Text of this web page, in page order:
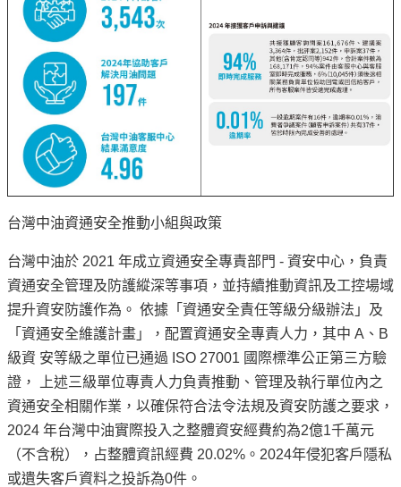
導
意
見
箱
問
English
RSS
訂
閱
政
府
網
站
台灣中油資通安全推動小組與政策
台灣中油於 2021 年成立資通安全專責部門 - 資安中心，負責
資通安全管理及防護縱深等事項，並持續推動資訊及工控場域
提升資安防護作為。 依據「資通安全責任等級分級辦法」及
「資通安全維護計畫」，配置資通安全專責人力，其中 A、B
級資 安等級之單位已通過 ISO 27001 國際標準公正第三方驗
證， 上述三級單位專責人力負責推動、管理及執行單位內之
資通安全相關作業，以確保符合法令法規及資安防護之要求，
2024 年台灣中油實際投入之整體資安經費約為2億1千萬元
（不含稅），占整體資訊經費 20.02%。2024年侵犯客戶隱私
或遺失客戶資料之投訴為0件。